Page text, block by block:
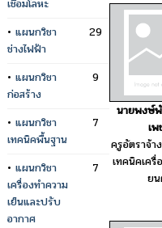
เชื่อมโลหะ
• แผนกวิชา
ช่างไฟฟ้า
29
• แผนกวิชา
ก่อสร้าง
9
• แผนกวิชา
เทคนิคพื้นฐาน
7
• แผนกวิชา
เครื่องทำความ
เย็นและปรับ
อากาศ
7
นายพงษ์
เพ
ครูอัตราจ้า
เทคนิคเค
ย